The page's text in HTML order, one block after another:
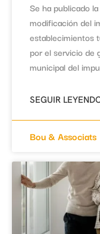
Se ha publicado
modificación del
establecimientos
por el servicio de
municipal del
SEGUIR
Bou & Associats